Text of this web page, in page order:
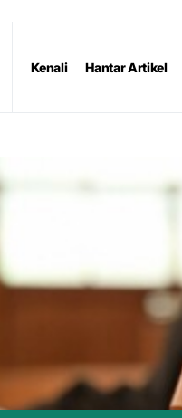
Kenali Hantar Artikel